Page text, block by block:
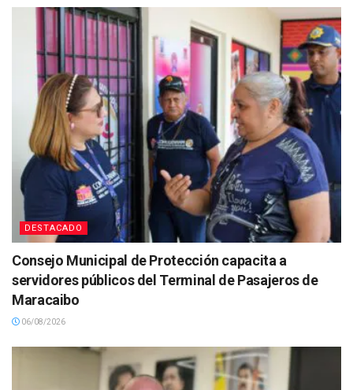
DESTACADO
Consejo Municipal de Protección capacita a
servidores públicos del Terminal de Pasajeros de
Maracaibo
06/08/2026